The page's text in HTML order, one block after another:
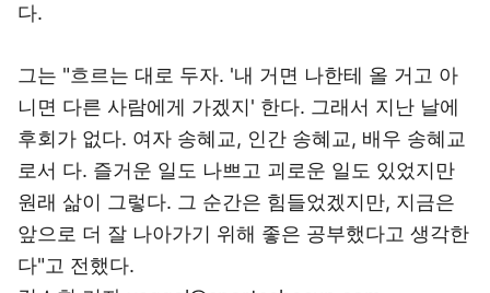
다.
그는 "흐르는 대로 두자. '내 거면 나한테 올 거고 아
니면 다른 사람에게 가겠지' 한다. 그래서 지난 날에
후회가 없다. 여자 송혜교, 인간 송혜교, 배우 송혜교
로서 다. 즐거운 일도 나쁘고 괴로운 일도 있었지만
원래 삶이 그렇다. 그 순간은 힘들었겠지만, 지금은
앞으로 더 잘 나아가기 위해 좋은 공부했다고 생각한
다"고 전했다.